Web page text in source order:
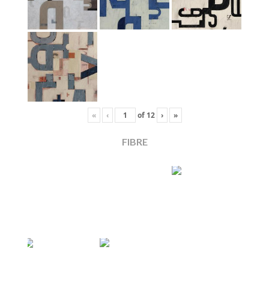
« ‹ of 12 › »
FIBRE